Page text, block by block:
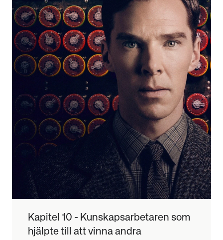
Kapitel 10 - Kunskapsarbetaren som
hjälpte till att vinna andra